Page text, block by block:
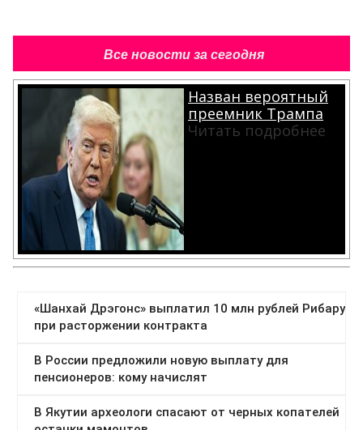
Все новости за сегодня
Назван вероятный
преемник Трампа
Читать подробнее